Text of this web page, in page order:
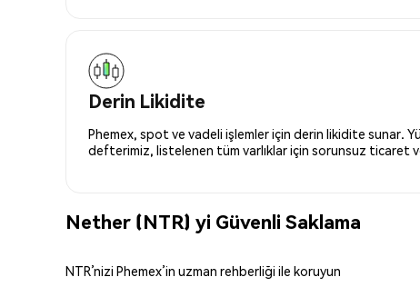
Derin Likidite
Phemex, spot ve vadeli işlemler için derin likidite sunar.
defterimiz, listelenen tüm varlıklar için sorunsuz ticaret
Nether (NTR) yi Güvenli Saklama
NTR’nizi Phemex’in uzman rehberliği ile koruyun